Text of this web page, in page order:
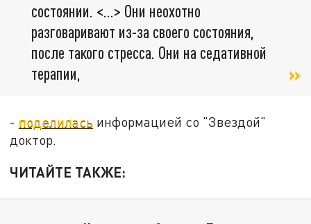
состоянии. <...> Они неохотно
разговаривают из-за своего состояния,
после такого стресса. Они на седативной
терапии,
- поделилась информацией со "Звездой"
доктор.
ЧИТАЙТЕ ТАКЖЕ: